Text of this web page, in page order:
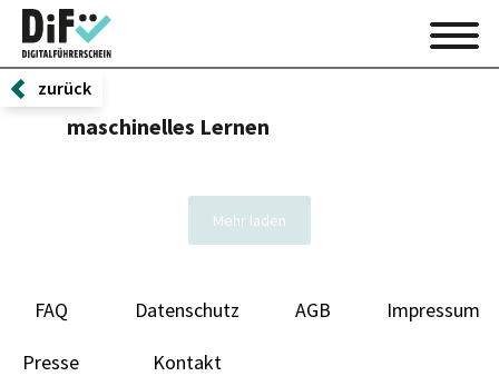
zurück
maschinelles Lernen
Mehr laden
FAQ Datenschutz AGB Impressum
Presse Kontakt